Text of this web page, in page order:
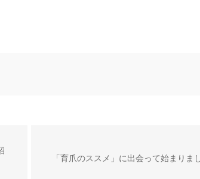
「育爪のススメ」に出会って始まりま